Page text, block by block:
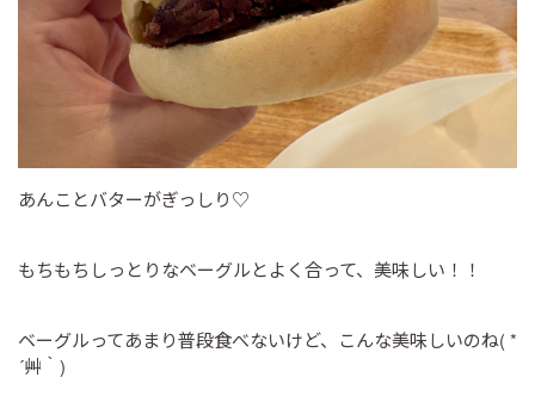
あんことバターがぎっしり♡
もちもちしっとりなベーグルとよく合って、美味しい！！
ベーグルってあまり普段食べないけど、こんな美味しいのね( *
´艸｀)